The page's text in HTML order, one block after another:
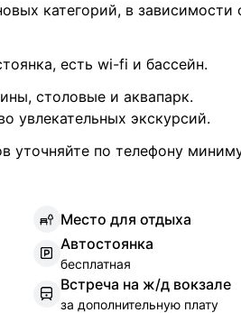
категорий, в зависимости
есть wi-fi и бассейн.
столовые и аквапарк.
экскурсий.
уточняйте по телефону
Место для отдыха
Автостоянка
бесплатная
Встреча на ж/д вокзале
за дополнительную плату